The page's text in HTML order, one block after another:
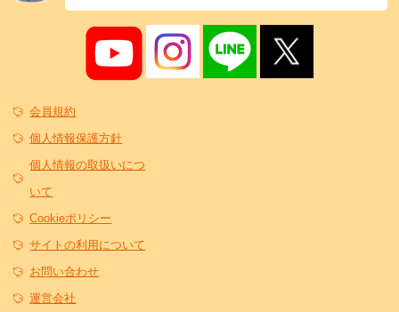
会員規約
個人情報保護方針
個人情報の取扱いにつ
いて
Cookieポリシー
サイトの利用について
お問い合わせ
運営会社